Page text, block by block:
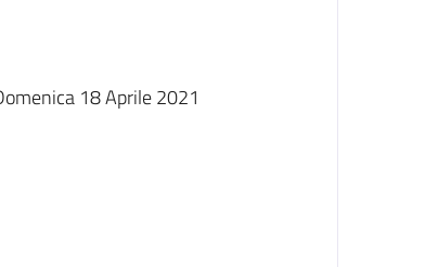
18 Aprile 2021